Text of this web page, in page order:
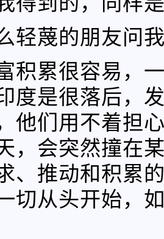
轻蔑的朋友问
积累很容易，
度是很落后，
他们用不着担
，会突然撞在
、推动和积累
切从头开始，